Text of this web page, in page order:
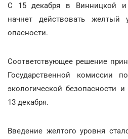
С 15 декабря в Винницкой и
начнет действовать желтый
опасности.
Соответствующее решение
Государственной комиссии
экологической безопасности
13 декабря.
Введение желтого уровня